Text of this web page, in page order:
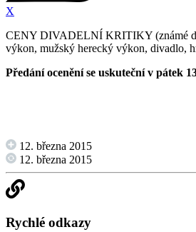
X
CENY DIVADELNÍ KRITIKY (známé
výkon, mužský herecký výkon, divadlo,
Předání ocenění se uskuteční v pátek
12. března 2015
12. března 2015
Rychlé odkazy